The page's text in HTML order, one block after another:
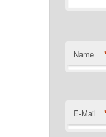
Name
E-Mail